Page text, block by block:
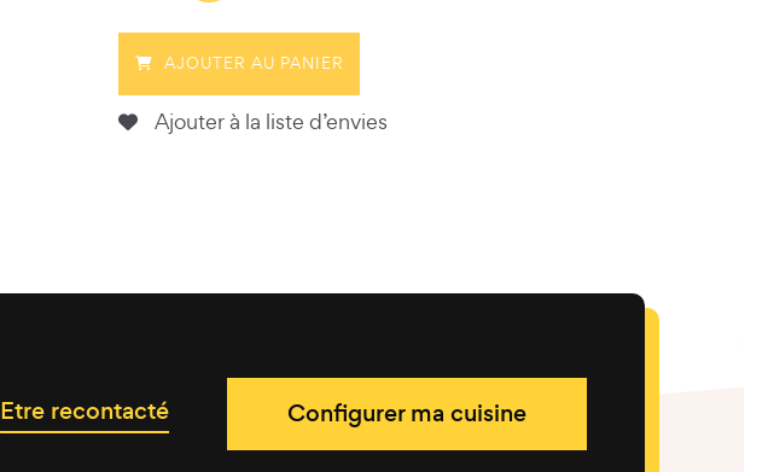
AJOUTER AU PANIER
Ajouter à la liste d’envies
Etre recontacté Configurer ma cuisine